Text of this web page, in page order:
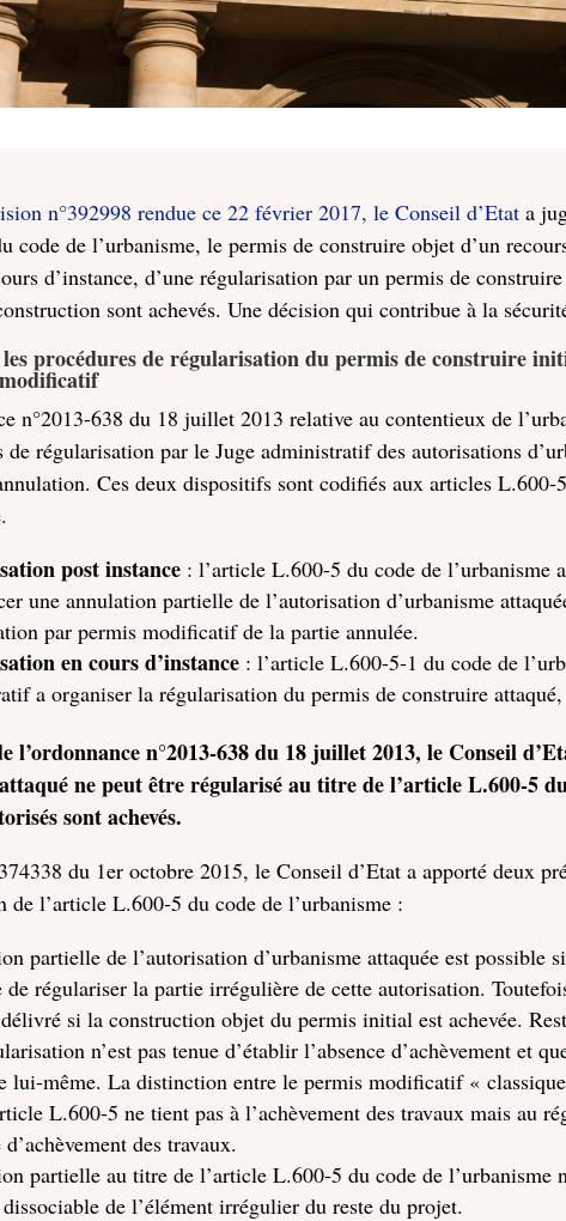
n°392998 rendue ce 22 février 2017, le Conseil d’Etat a
code de l’urbanisme, le permis de construire objet d’un
d’instance, d’une régularisation par un permis de
sont achevés. Une décision qui contribue à la
procédures de régularisation du permis de construire
n°2013-638 du 18 juillet 2013 relative au contentieux de
de régularisation par le Juge administratif des autorisations
Ces deux dispositifs sont codifiés aux articles
post instance : l’article L.600-5 du code de l’urbanisme
une annulation partielle de l’autorisation d’urbanisme
par permis modificatif de la partie annulée.
en cours d’instance : l’article L.600-5-1 du code de
a organiser la régularisation du permis de construire attaqué,
l’ordonnance n°2013-638 du 18 juillet 2013, le Conseil
ne peut être régularisé au titre de l’article L.600-5
sont achevés.
du 1er octobre 2015, le Conseil d’Etat a apporté deux
de l’article L.600-5 du code de l’urbanisme :
partielle de l’autorisation d’urbanisme attaquée est possible
de régulariser la partie irrégulière de cette autorisation.
si la construction objet du permis initial est achevée.
n’est pas tenue d’établir l’absence d’achèvement et
lui-même. La distinction entre le permis modificatif «
L.600-5 ne tient pas à l’achèvement des travaux mais au
d’achèvement des travaux.
partielle au titre de l’article L.600-5 du code de l’urbanisme
de l’élément irrégulier du reste du projet.